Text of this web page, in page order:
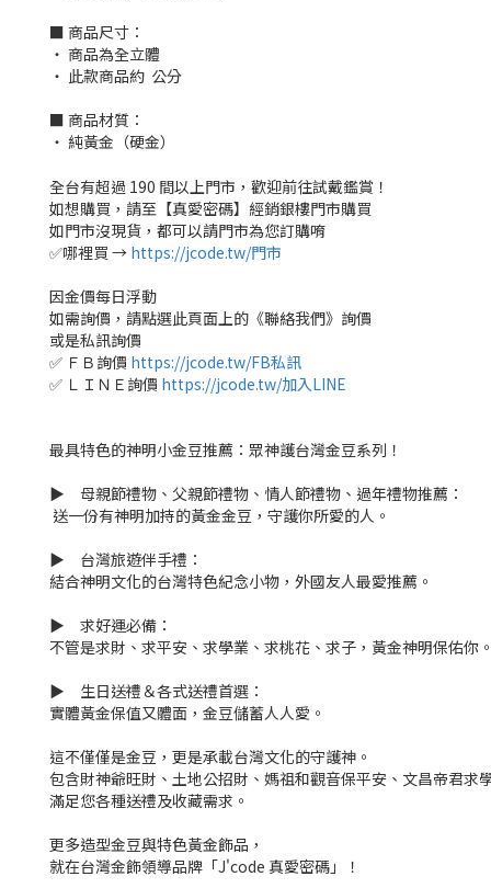
■ 商品尺寸：
‧ 商品為全立體
‧ 此款商品約 公分
■ 商品材質：
‧ 純黃金（硬金）
全台有超過 190 間以上門市，歡迎前往試戴鑑賞！
如想購買，請至【真愛密碼】經銷銀樓門市購買
如門市沒現貨，都可以請門市為您訂購唷
✅哪裡買 → https://jcode.tw/門市
因金價每日浮動
如需詢價，請點選此頁面上的《聯絡我們》詢價
或是私訊詢價
✅ ＦＢ詢價 https://jcode.tw/FB私訊
✅ ＬＩＮＥ詢價 https://jcode.tw/加入LINE
最具特色的神明小金豆推薦：眾神護台灣金豆系列！
▶ 母親節禮物、父親節禮物、情人節禮物、過年禮物推薦：
送一份有神明加持的黃金金豆，守護你所愛的人。
▶ 台灣旅遊伴手禮：
結合神明文化的台灣特色紀念小物，外國友人最愛推薦。
▶ 求好運必備：
不管是求財、求平安、求學業、求桃花、求子，黃金神明保佑你。
▶ 生日送禮＆各式送禮首選：
實體黃金保值又體面，金豆儲蓄人人愛。
這不僅僅是金豆，更是承載台灣文化的守護神。
包含財神爺旺財、土地公招財、媽祖和觀音保平安、文昌帝君求
滿足您各種送禮及收藏需求。
更多造型金豆與特色黃金飾品，
就在台灣金飾領導品牌「J'code 真愛密碼」！